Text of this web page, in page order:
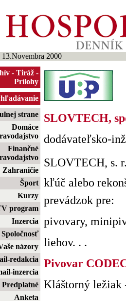
2000
- Tiráž -
Prílohy
strane
Domáce
Finančné
Zahraničie
Šport
Kurzy
program
Inzercia
Spoločnosť
názory
redakcia
inzercia
Predplatné
Anketa
SLOVTECH,
dodávateľsko-
SLOVTECH, s.
kľúč alebo
prevádzok pre:
pivovary,
liehov. . .
Pivovar
Kláštorný ležiak